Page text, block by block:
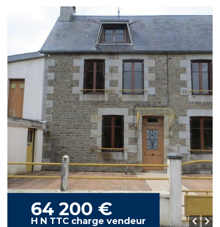
64 200 €
H N TTC charge vendeur